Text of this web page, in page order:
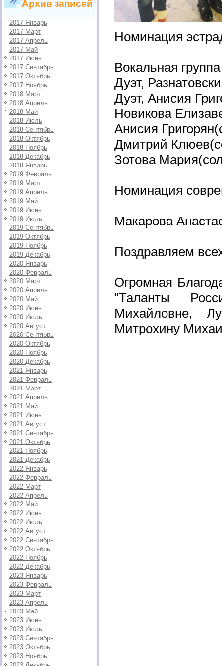
Архив записей
2017 Январь
2017 Март
2017 Апрель
2017 Май
2017 Июнь
2017 Сентябрь
2017 Октябрь
2017 Ноябрь
2018 Март
2018 Апрель
2018 Май
2018 Июль
2018 Сентябрь
2018 Октябрь
2018 Ноябрь
2018 Декабрь
2019 Январь
2019 Февраль
2019 Март
2019 Апрель
2019 Май
2019 Июнь
2019 Июль
2019 Сентябрь
2019 Октябрь
2019 Ноябрь
2019 Декабрь
2020 Январь
2020 Февраль
2020 Март
2020 Апрель
2020 Май
2020 Июнь
2020 Июль
2020 Август
2020 Сентябрь
2020 Октябрь
2020 Ноябрь
2020 Декабрь
2021 Январь
2021 Февраль
2021 Март
2021 Апрель
2021 Май
2021 Июнь
2021 Август
2021 Сентябрь
2021 Октябрь
2021 Ноябрь
2021 Декабрь
2022 Январь
2022 Февраль
2022 Март
2022 Апрель
2022 Май
2022 Июнь
2022 Июль
2022 Август
2022 Сентябрь
2022 Октябрь
2022 Ноябрь
2022 Декабрь
2023 Январь
2023 Февраль
2023 Март
2023 Апрель
2023 Май
2023 Июнь
2023 Июль
2023 Сентябрь
2023 Октябрь
2023 Ноябрь
Номинация
Вокальная
Дуэт,
Дуэт, Анисия
Новикова
Анисия
Дмитрий
Зотова
Номинация
Макарова
Поздравляем
Огромная
"Таланты
Михайловне,
Митрохину